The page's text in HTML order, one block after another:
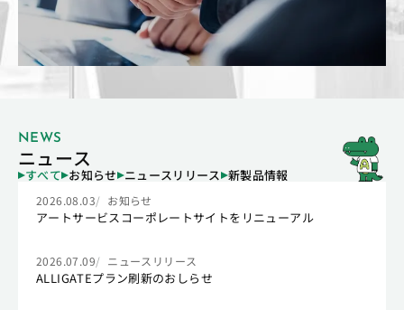
NEWS
ニュース
すべて お知らせ ニュースリリース 新製品情報
2026.08.03 お知らせ
アートサービスコーポレートサイトをリニューアル
2026.07.09 ニュースリリース
ALLIGATEプラン刷新のおしらせ